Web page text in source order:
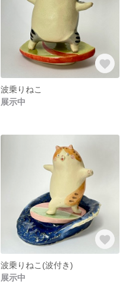
波乗りねこ
展示中
波乗りねこ(波付き)
展示中